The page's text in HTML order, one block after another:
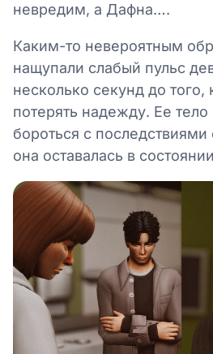
невредим, а Дафна….
Каким-то невероятным
нащупали слабый пульс
несколько секунд до того,
потерять надежду. Ее
бороться с последствиями
она оставалась в